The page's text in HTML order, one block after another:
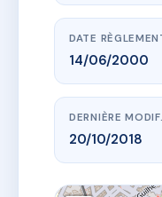
DATE
14/06/2000
DERNIÈRE MODIF.
20/10/2018